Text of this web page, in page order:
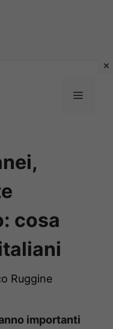
MENU
cosa
Ruggine
importanti